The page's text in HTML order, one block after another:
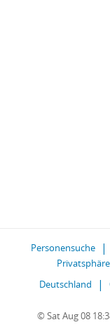
Personensuche
Privatsphäre
Deutschland
© Sat Aug 08